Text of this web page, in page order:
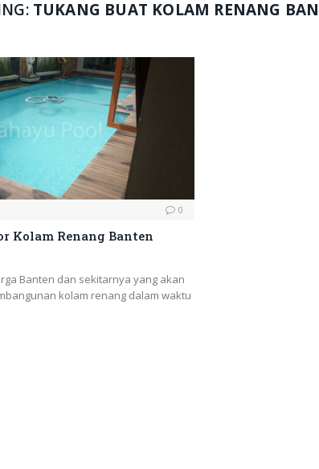
TUKANG BUAT KOLAM RENANG
0
Kolam Renang Banten
Banten dan sekitarnya yang akan
kolam renang dalam waktu